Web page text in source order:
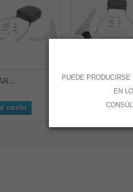
carrito
SISSYBAR...
Añadir al carrito
PUEDE
EN